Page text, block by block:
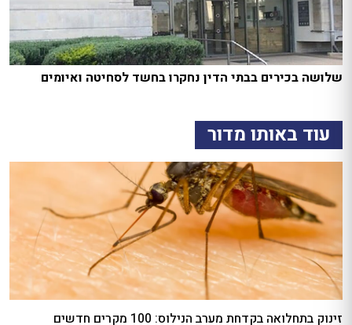
שלושה בכירים בבתי הדין נחקרו בחשד לסחיטה ואיומים
עוד באותו מדור
זינוק בתחלואה בקדחת מערב הנילוס: 100 מקרים חדשים